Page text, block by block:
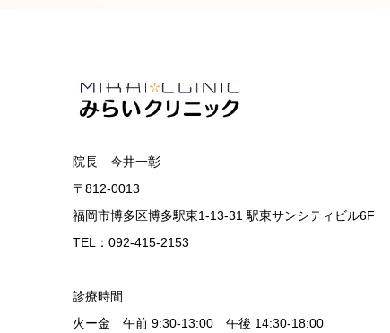
院長 今井一彰
〒812-0013
福岡市博多区博多駅東1-13-31 駅東サンシティビル6F
TEL：092-415-2153
診療時間
火ー金 午前 9:30-13:00 午後 14:30-18:00